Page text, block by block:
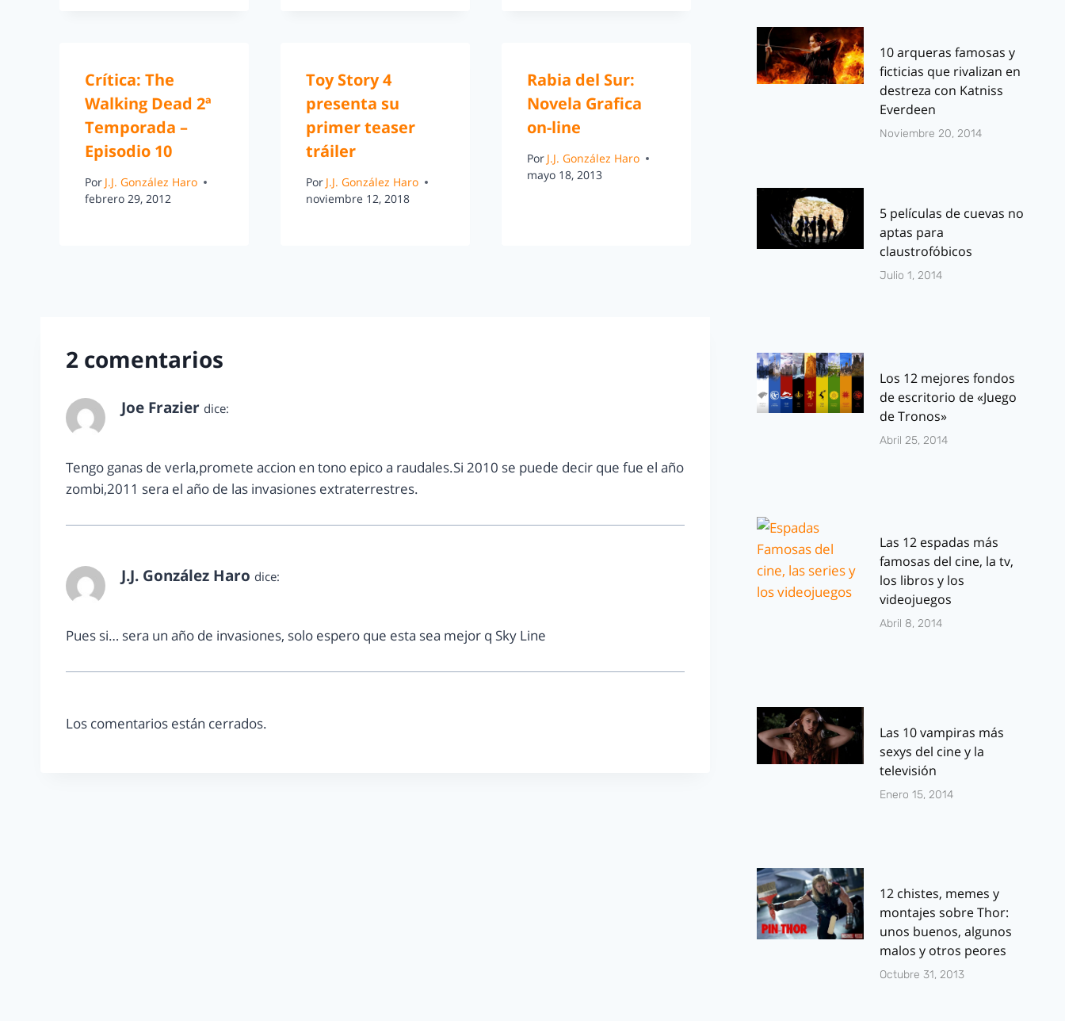
Crítica: The
Walking Dead 2ª
Temporada –
Episodio 10
Por J.J. González Haro
febrero 29, 2012
Toy Story 4
presenta su
primer teaser
tráiler
Por J.J. González Haro
noviembre 12, 2018
Rabia del Sur:
Novela Grafica
on-line
Por J.J. González Haro
mayo 18, 2013
2 comentarios
Joe Frazier dice:
Tengo ganas de verla,promete accion en tono epico a raudales.Si 2010 se puede decir que fue el año
zombi,2011 sera el año de las invasiones extraterrestres.
J.J. González Haro dice:
Pues si… sera un año de invasiones, solo espero que esta sea mejor q Sky Line
Los comentarios están cerrados.
10 arqueras famosas y
ficticias que rivalizan en
destreza con Katniss
Everdeen
Noviembre 20, 2014
5 películas de cuevas no
aptas para
claustrofóbicos
Julio 1, 2014
Los 12 mejores fondos
de escritorio de «Juego
de Tronos»
Abril 25, 2014
Las 12 espadas más
famosas del cine, la tv,
los libros y los
videojuegos
Abril 8, 2014
Las 10 vampiras más
sexys del cine y la
televisión
Enero 15, 2014
12 chistes, memes y
montajes sobre Thor:
unos buenos, algunos
malos y otros peores
Octubre 31, 2013